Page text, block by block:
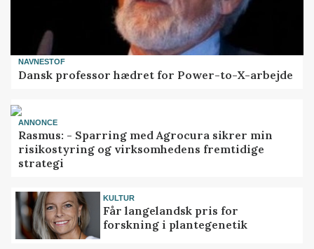
NAVNESTOF
Dansk professor hædret for Power-to-X-arbejde
ANNONCE
Rasmus: - Sparring med Agrocura sikrer min
risikostyring og virksomhedens fremtidige
strategi
KULTUR
Får langelandsk pris for
forskning i plantegenetik